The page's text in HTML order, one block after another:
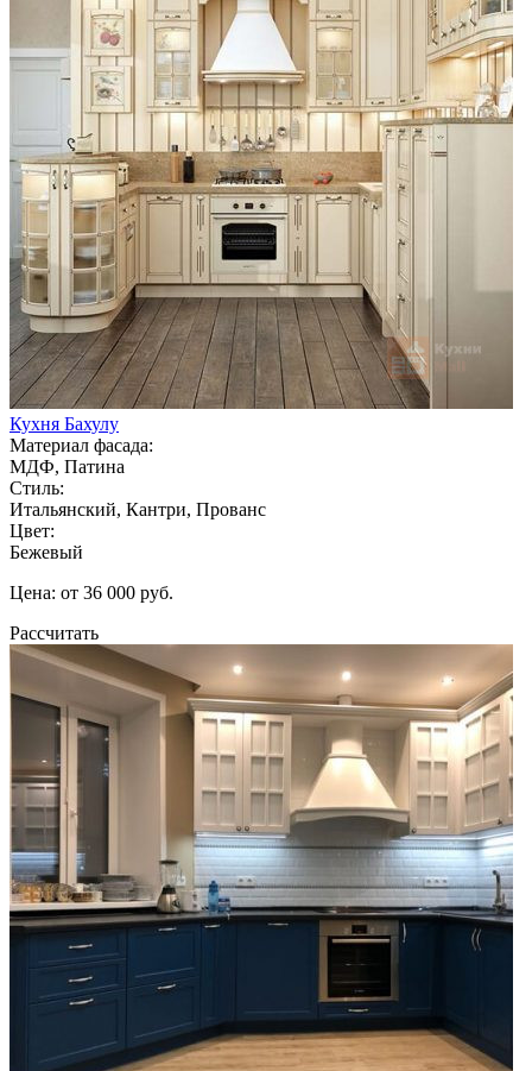
Кухня Бахулу
Материал фасада:
МДФ, Патина
Стиль:
Итальянский, Кантри, Прованс
Цвет:
Бежевый
Цена: от 36 000 руб.
Рассчитать